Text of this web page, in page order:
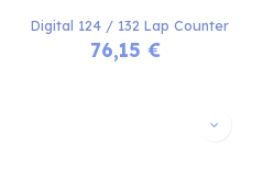
Digital 124 / 132 Lap Counter
76,15 €